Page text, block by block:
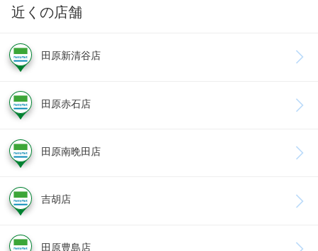
近くの店舗
田原新清谷店
田原赤石店
田原南晩田店
吉胡店
田原豊島店